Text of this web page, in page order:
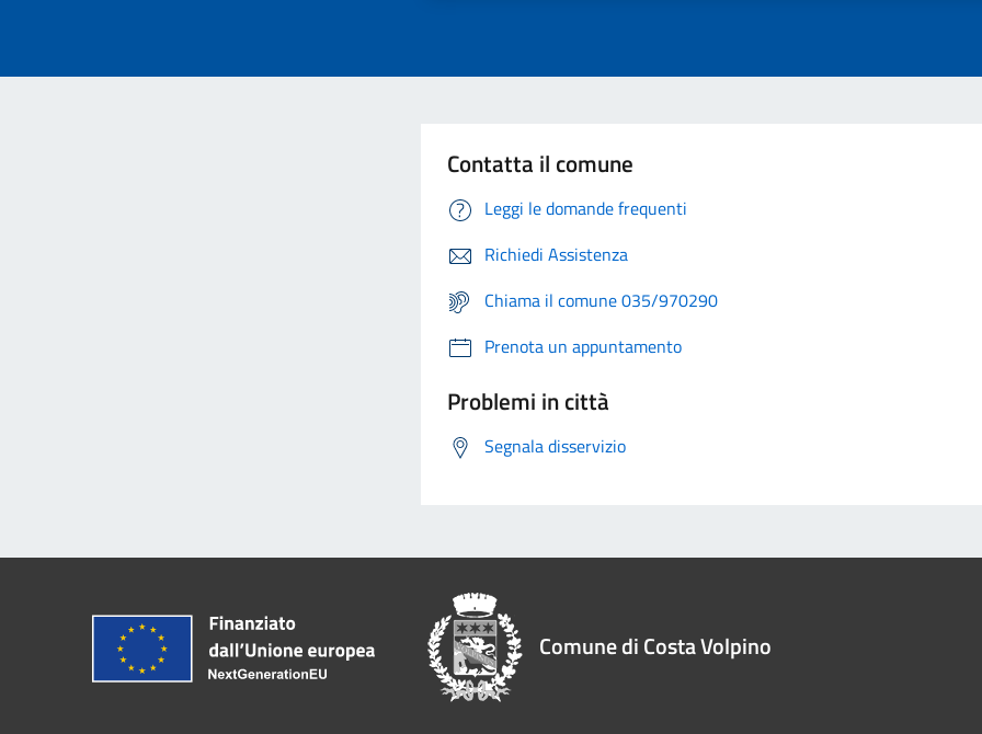
Contatta il comune
Leggi le domande frequenti
Richiedi Assistenza
Chiama il comune 035/970290
Prenota un appuntamento
Problemi in città
Segnala disservizio
Comune di Costa Volpino